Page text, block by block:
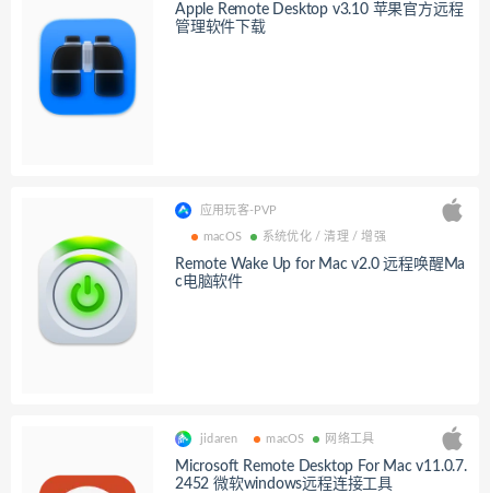
Apple Remote Desktop v3.10 苹果官方远程
管理软件下载
应用玩客-PVP
macOS 系统优化 / 清理 / 增强
Remote Wake Up for Mac v2.0 远程唤醒Ma
c电脑软件
jidaren macOS 网络工具
Microsoft Remote Desktop For Mac v11.0.7.
2452 微软windows远程连接工具